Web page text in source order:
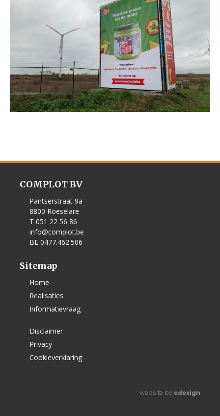
COMPLOT BV
Pantserstraat 9a
8800 Roeselare
T 051 22 56 86
info@complot.be
BE 0477.462.506
Sitemap
Home
Realisaties
Informatievraag
Disclaimer
Privacy
Cookieverklaring
website by cdesign